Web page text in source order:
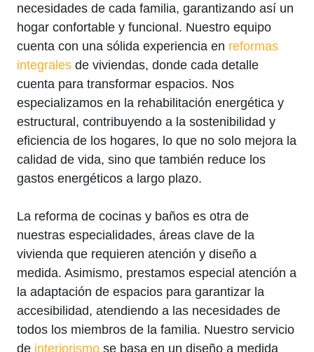
necesidades de cada familia, garantizando así un
hogar confortable y funcional. Nuestro equipo
cuenta con una sólida experiencia en reformas
integrales de viviendas, donde cada detalle
cuenta para transformar espacios. Nos
especializamos en la rehabilitación energética y
estructural, contribuyendo a la sostenibilidad y
eficiencia de los hogares, lo que no solo mejora la
calidad de vida, sino que también reduce los
gastos energéticos a largo plazo.
La reforma de cocinas y baños es otra de
nuestras especialidades, áreas clave de la
vivienda que requieren atención y diseño a
medida. Asimismo, prestamos especial atención a
la adaptación de espacios para garantizar la
accesibilidad, atendiendo a las necesidades de
todos los miembros de la familia. Nuestro servicio
de interiorismo se basa en un diseño a medida